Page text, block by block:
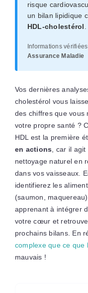
risque
un bilan lipidique
HDL-cholestérol.
Informations
Assurance Maladie
Vos dernières
cholestérol vous
des chiffres que vous
votre propre santé ?
HDL est la première
en actions, car il agit
nettoyage naturel en
dans vos vaisseaux.
identifierez les
(saumon,
apprenant à intégrer
votre cœur et
prochains bilans. En
complexe que ce que
mauvais !